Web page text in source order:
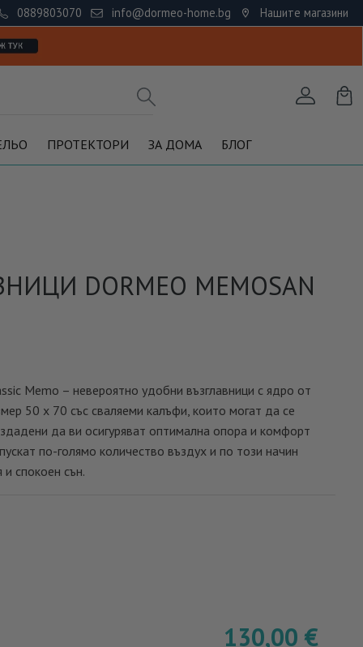
0889803070 info@dormeo-home.bg Нашите магазини
ПРОТЕКТОРИ ЗА ДОМА БЛОГ
DORMEO MEMOSAN
Memo – невероятно удобни възглавници с ядро от
50 х 70 със сваляеми калъфи, които могат да се
да ви осигуряват оптимална опора и комфорт
по-голямо количество въздух и по този начин
спокоен сън.
130,00€